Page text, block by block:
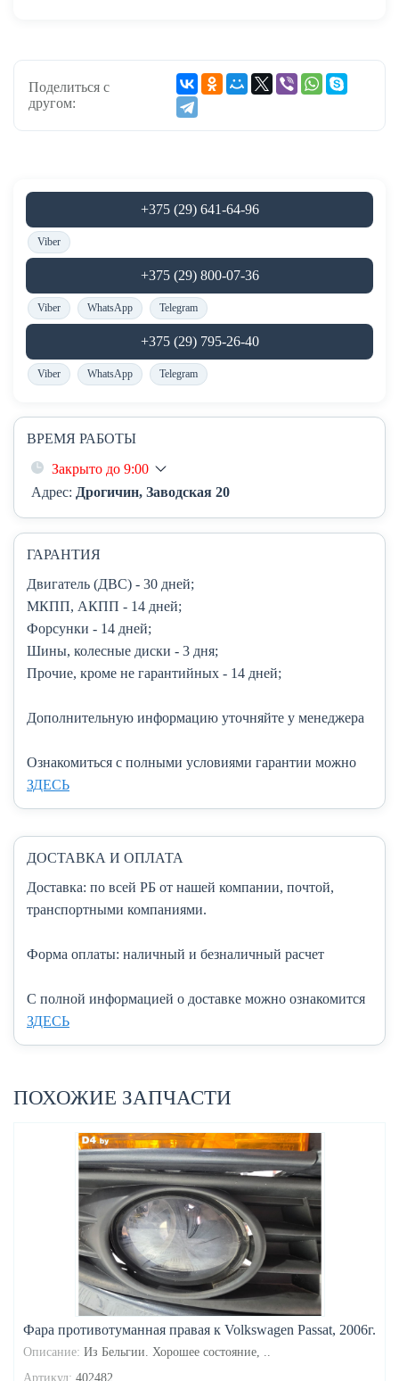
Поделиться с
другом:
+375 (29) 641-64-96
Viber
+375 (29) 800-07-36
Viber WhatsApp Telegram
+375 (29) 795-26-40
Viber WhatsApp Telegram
ВРЕМЯ РАБОТЫ
Закрыто до 9:00
Адрес: Дрогичин, Заводская 20
ГАРАНТИЯ
Двигатель (ДВС) - 30 дней;
МКПП, АКПП - 14 дней;
Форсунки - 14 дней;
Шины, колесные диски - 3 дня;
Прочие, кроме не гарантийных - 14 дней;
Дополнительную информацию уточняйте у менеджера
Ознакомиться с полными условиями гарантии можно
ЗДЕСЬ
ДОСТАВКА И ОПЛАТА
Доставка: по всей РБ от нашей компании, почтой,
транспортными компаниями.
Форма оплаты: наличный и безналичный расчет
C полной информацией о доставке можно ознакомится
ЗДЕСЬ
ПОХОЖИЕ ЗАПЧАСТИ
Фара противотуманная правая к Volkswagen Passat, 2006г.
Описание: Из Бельгии. Хорошее состояние, ..
Артикул: 402482